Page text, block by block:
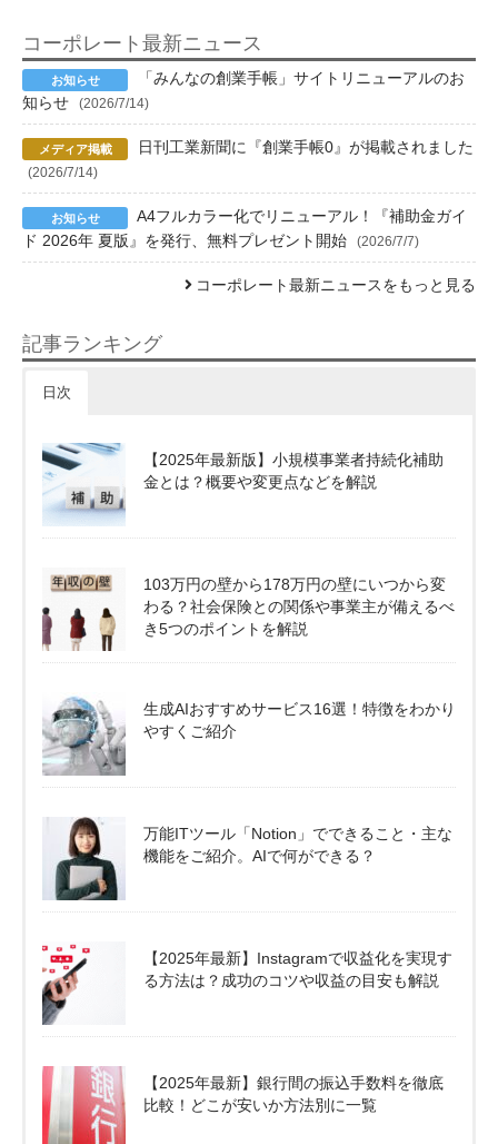
コーポレート最新ニュース
「みんなの創業手帳」サイトリニューアルのお
知らせ
(2026/7/14)
日刊工業新聞に『創業手帳0』が掲載されました
(2026/7/14)
A4フルカラー化でリニューアル！『補助金ガイ
ド 2026年 夏版』を発行、無料プレゼント開始
(2026/7/7)
コーポレート最新ニュースをもっと見る
記事ランキング
日次
【2025年最新版】小規模事業者持続化補助
金とは？概要や変更点などを解説
103万円の壁から178万円の壁にいつから変
わる？社会保険との関係や事業主が備えるべ
き5つのポイントを解説
生成AIおすすめサービス16選！特徴をわかり
やすくご紹介
万能ITツール「Notion」でできること・主な
機能をご紹介。AIで何ができる？
【2025年最新】Instagramで収益化を実現す
る方法は？成功のコツや収益の目安も解説
【2025年最新】銀行間の振込手数料を徹底
比較！どこが安いか方法別に一覧